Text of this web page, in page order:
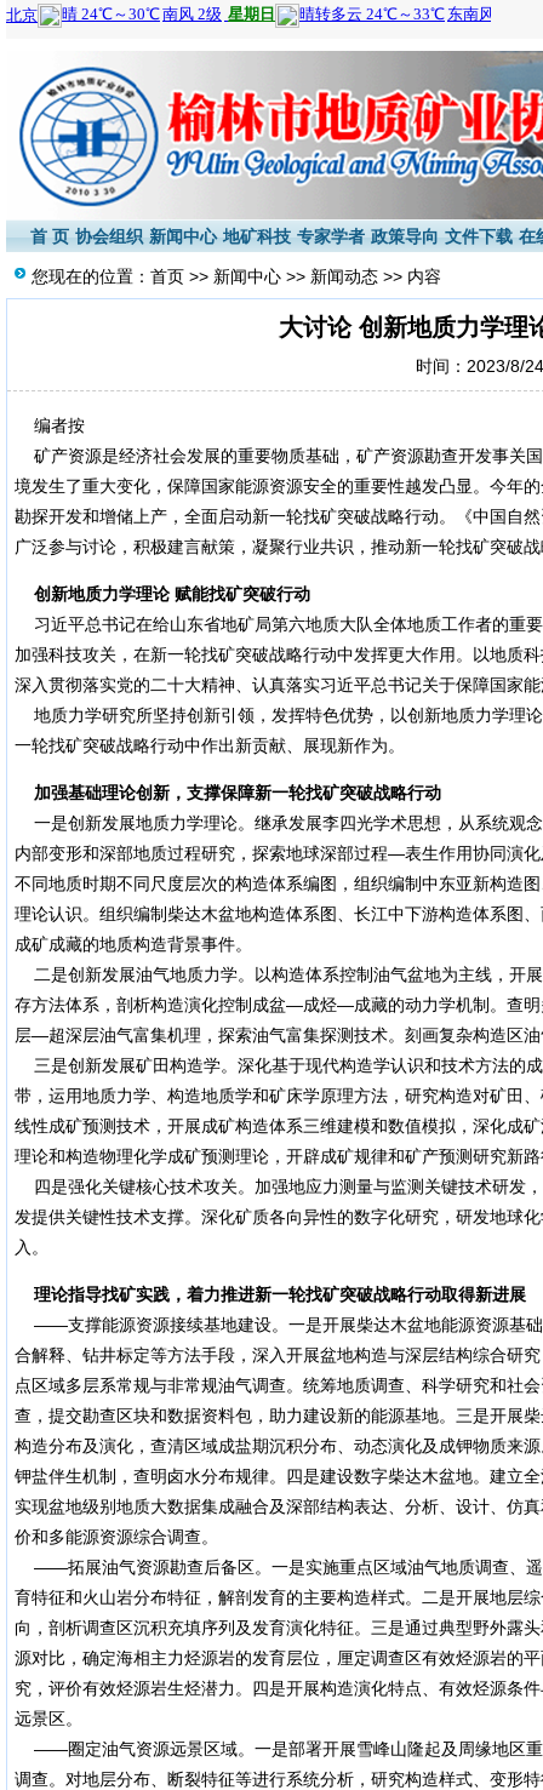
首 页 协会组织 新闻中心 地矿科技 专家学者 政策导向 文件下载 在
您现在的位置： 首页 >> 新闻中心 >> 新闻动态 >> 内容
大讨论 创新地质力学理
时间：2023/8/
编者按
矿产资源是经济社会发展的重要物质基础，矿产资源勘查开发事关
境发生了重大变化，保障国家能源资源安全的重要性越发凸显。今年
勘探开发和增储上产，全面启动新一轮找矿突破战略行动。《中国自
广泛参与讨论，积极建言献策，凝聚行业共识，推动新一轮找矿突破
创新地质力学理论 赋能找矿突破行动
习近平总书记在给山东省地矿局第六地质大队全体地质工作者的重
加强科技攻关，在新一轮找矿突破战略行动中发挥更大作用。以地质
深入贯彻落实党的二十大精神、认真落实习近平总书记关于保障国家
地质力学研究所坚持创新引领，发挥特色优势，以创新地质力学理
一轮找矿突破战略行动中作出新贡献、展现新作为。
加强基础理论创新，支撑保障新一轮找矿突破战略行动
一是创新发展地质力学理论。继承发展李四光学术思想，从系统观
内部变形和深部地质过程研究，探索地球深部过程—表生作用协同演
不同地质时期不同尺度层次的构造体系编图，组织编制中东亚新构造
理论认识。组织编制柴达木盆地构造体系图、长江中下游构造体系图
成矿成藏的地质构造背景事件。
二是创新发展油气地质力学。以构造体系控制油气盆地为主线，开
存方法体系，剖析构造演化控制成盆—成烃—成藏的动力学机制。查
层—超深层油气富集机理，探索油气富集探测技术。刻画复杂构造区
三是创新发展矿田构造学。深化基于现代构造学认识和技术方法的
带，运用地质力学、构造地质学和矿床学原理方法，研究构造对矿田
线性成矿预测技术，开展成矿构造体系三维建模和数值模拟，深化成
理论和构造物理化学成矿预测理论，开辟成矿规律和矿产预测研究新
四是强化关键核心技术攻关。加强地应力测量与监测关键技术研发
发提供关键性技术支撑。深化矿质各向异性的数字化研究，研发地球
入。
理论指导找矿实践，着力推进新一轮找矿突破战略行动取得新进展
——支撑能源资源接续基地建设。一是开展柴达木盆地能源资源基
合解释、钻井标定等方法手段，深入开展盆地构造与深层结构综合研
点区域多层系常规与非常规油气调查。统筹地质调查、科学研究和社
查，提交勘查区块和数据资料包，助力建设新的能源基地。三是开展
构造分布及演化，查清区域成盐期沉积分布、动态演化及成钾物质来
钾盐伴生机制，查明卤水分布规律。四是建设数字柴达木盆地。建立
实现盆地级别地质大数据集成融合及深部结构表达、分析、设计、仿
价和多能源资源综合调查。
——拓展油气资源勘查后备区。一是实施重点区域油气地质调查、
育特征和火山岩分布特征，解剖发育的主要构造样式。二是开展地层
向，剖析调查区沉积充填序列及发育演化特征。三是通过典型野外露
源对比，确定海相主力烃源岩的发育层位，厘定调查区有效烃源岩的
究，评价有效烃源岩生烃潜力。四是开展构造演化特点、有效烃源条
远景区。
——圈定油气资源远景区域。一是部署开展雪峰山隆起及周缘地区
调查。对地层分布、断裂特征等进行系统分析，研究构造样式、变形